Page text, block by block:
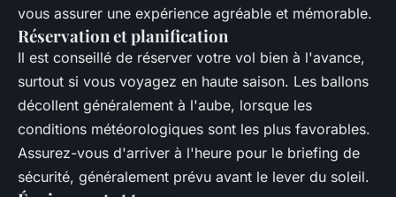
vous assurer une expérience agréable et mémorable.
Réservation et planification
Il est conseillé de réserver votre vol bien à l'avance,
surtout si vous voyagez en haute saison. Les ballons
décollent généralement à l'aube, lorsque les
conditions météorologiques sont les plus favorables.
Assurez-vous d'arriver à l'heure pour le briefing de
sécurité, généralement prévu avant le lever du soleil.